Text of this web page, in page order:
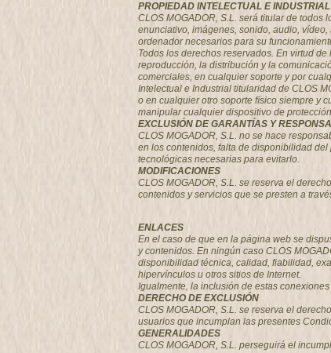
PROPIEDAD INTELECTUAL E INDUSTRIAL
CLOS MOGADOR, S.L. será titular de
enunciativo, imágenes, sonido, audio,
ordenador necesarios para su
Todos los derechos reservados. En virtud
reproducción, la distribución y la
comerciales, en cualquier soporte y por
Intelectual e Industrial titularidad de CLOS
o en cualquier otro soporte físico siempre y
manipular cualquier dispositivo de
EXCLUSIÓN DE GARANTÍAS Y
CLOS MOGADOR, S.L. no se hace
en los contenidos, falta de disponibilidad
tecnológicas necesarias para evitarlo.
MODIFICACIONES
CLOS MOGADOR, S.L. se reserva el
contenidos y servicios que se presten a
ENLACES
En el caso de que en la página web se
y contenidos. En ningún caso CLOS
disponibilidad técnica, calidad, fiabilidad,
hipervínculos u otros sitios de Internet.
Igualmente, la inclusión de estas
DERECHO DE EXCLUSIÓN
CLOS MOGADOR, S.L. se reserva el
usuarios que incumplan las presentes
GENERALIDADES
CLOS MOGADOR, S.L. perseguirá el